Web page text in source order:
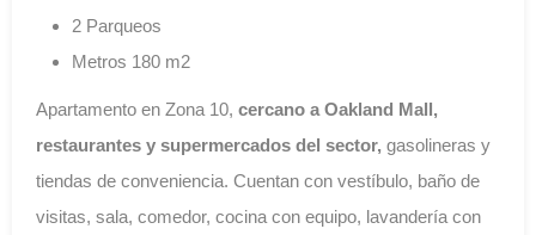
2 Parqueos
Metros 180 m2
Apartamento en Zona 10, cercano a Oakland Mall,
restaurantes y supermercados del sector, gasolineras y
tiendas de conveniencia. Cuentan con vestíbulo, baño de
visitas, sala, comedor, cocina con equipo, lavandería con